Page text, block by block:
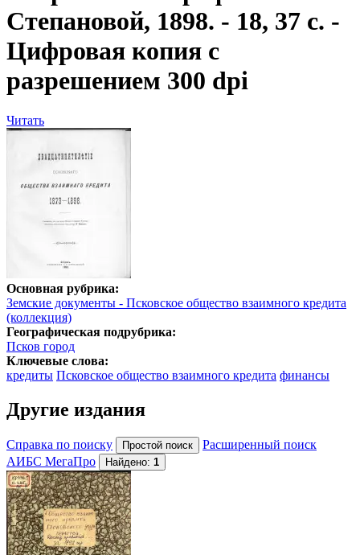
Степановой, 1898. - 18, 37 с. -
Цифровая копия с
разрешением 300 dpi
Читать
Основная рубрика:
Земские документы - Псковское общество взаимного кредита
(коллекция)
Географическая подрубрика:
Псков город
Ключевые слова:
кредиты Псковское общество взаимного кредита финансы
Другие издания
Справка по поиску
Расширенный поиск
АИБС МегаПро
Найдено: 1